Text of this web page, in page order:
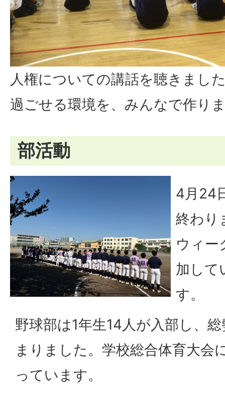
人権についての講話を聴きまし
過ごせる環境を、みんなで作り
部活動
4月24
終わり
ウィー
加して
す。
野球部は1年生14人が入部し、
まりました。学校総合体育大会
っています。